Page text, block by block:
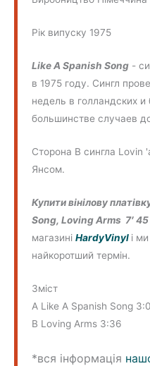
Рік випуску 1975
Like A Spanish Song -
в 1975 году. Сингл
недель в голландских и
большинстве случаев
Сторона B сингла Lovin
Янсом.
Купити вінілову
Song, Loving Arms 7′ 45
магазиніHardyVinyl і
найкоротший термін.
Зміст
A Like A Spanish Song
B Loving Arms 3:36
*вся інформація